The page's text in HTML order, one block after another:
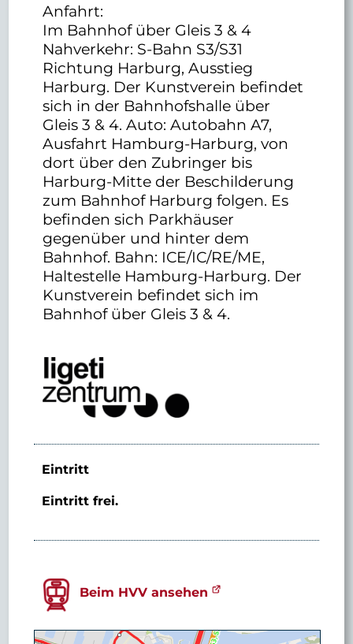
Anfahrt:
Im Bahnhof über Gleis 3 & 4
Nahverkehr: S-Bahn S3/S31
Richtung Harburg, Ausstieg
Harburg. Der Kunstverein befindet
sich in der Bahnhofshalle über
Gleis 3 & 4. Auto: Autobahn A7,
Ausfahrt Hamburg-Harburg, von
dort über den Zubringer bis
Harburg-Mitte der Beschilderung
zum Bahnhof Harburg folgen. Es
befinden sich Parkhäuser
gegenüber und hinter dem
Bahnhof. Bahn: ICE/IC/RE/ME,
Haltestelle Hamburg-Harburg. Der
Kunstverein befindet sich im
Bahnhof über Gleis 3 & 4.
Eintritt
Eintritt frei.
Beim HVV ansehen